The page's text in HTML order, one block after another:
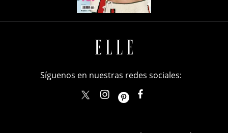
Síguenos en nuestras redes sociales:
elle_mexicoellemexico